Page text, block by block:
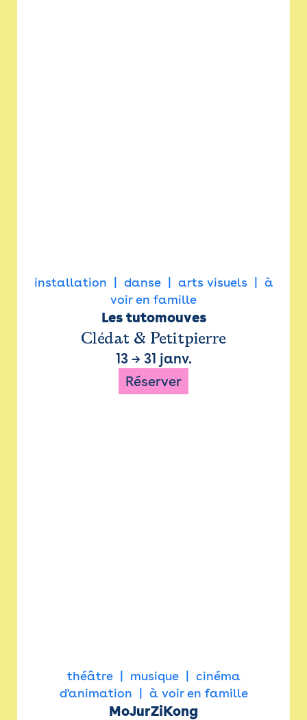
installation danse arts visuels
à
voir en famille
Les tutomouves
Clédat & Petitpierre
13→ 31 janv.
Réserver
théâtre musique
cinéma
d'animation
à voir en famille
MoJurZiKong